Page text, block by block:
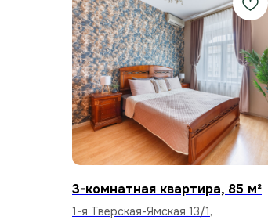
3-комнатная квартира, 85 м²
1-я Тверская-Ямская 13/1,